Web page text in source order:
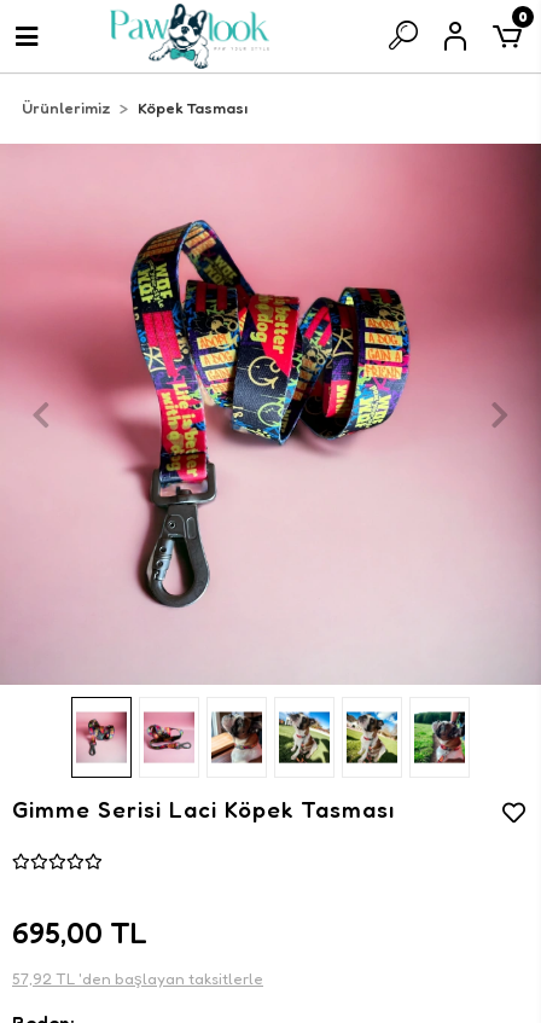
0
Ürünlerimiz Köpek Tasması
Gimme Serisi Laci Köpek Tasması
695,00 TL
57,92 TL 'den başlayan taksitlerle